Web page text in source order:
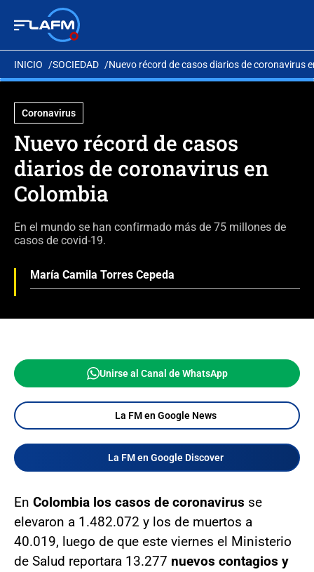
INICIO SOCIEDAD Nuevo récord de casos diarios de coronavirus
Coronavirus
Nuevo récord de casos
diarios de coronavirus en
Colombia
En el mundo se han confirmado más de 75 millones de
casos de covid-19.
María Camila Torres Cepeda
Unirse al Canal de WhatsApp
La FM en Google News
La FM en Google Discover
En Colombia los casos de coronavirus se
elevaron a 1.482.072 y los de muertos a
40.019, luego de que este viernes el Ministerio
de Salud reportara 13.277 nuevos contagios y